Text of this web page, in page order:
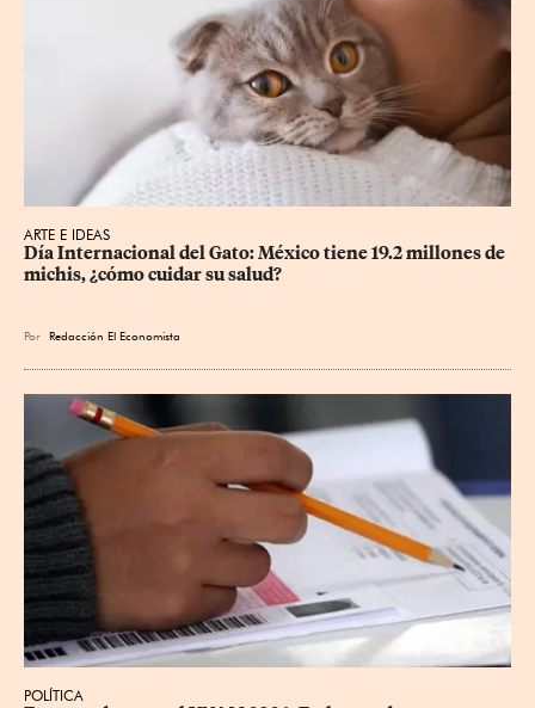
ARTE E IDEAS
Día Internacional del Gato: México tiene 19.2 millones de
michis, ¿cómo cuidar su salud?
Por Redacción El Economista
POLÍTICA